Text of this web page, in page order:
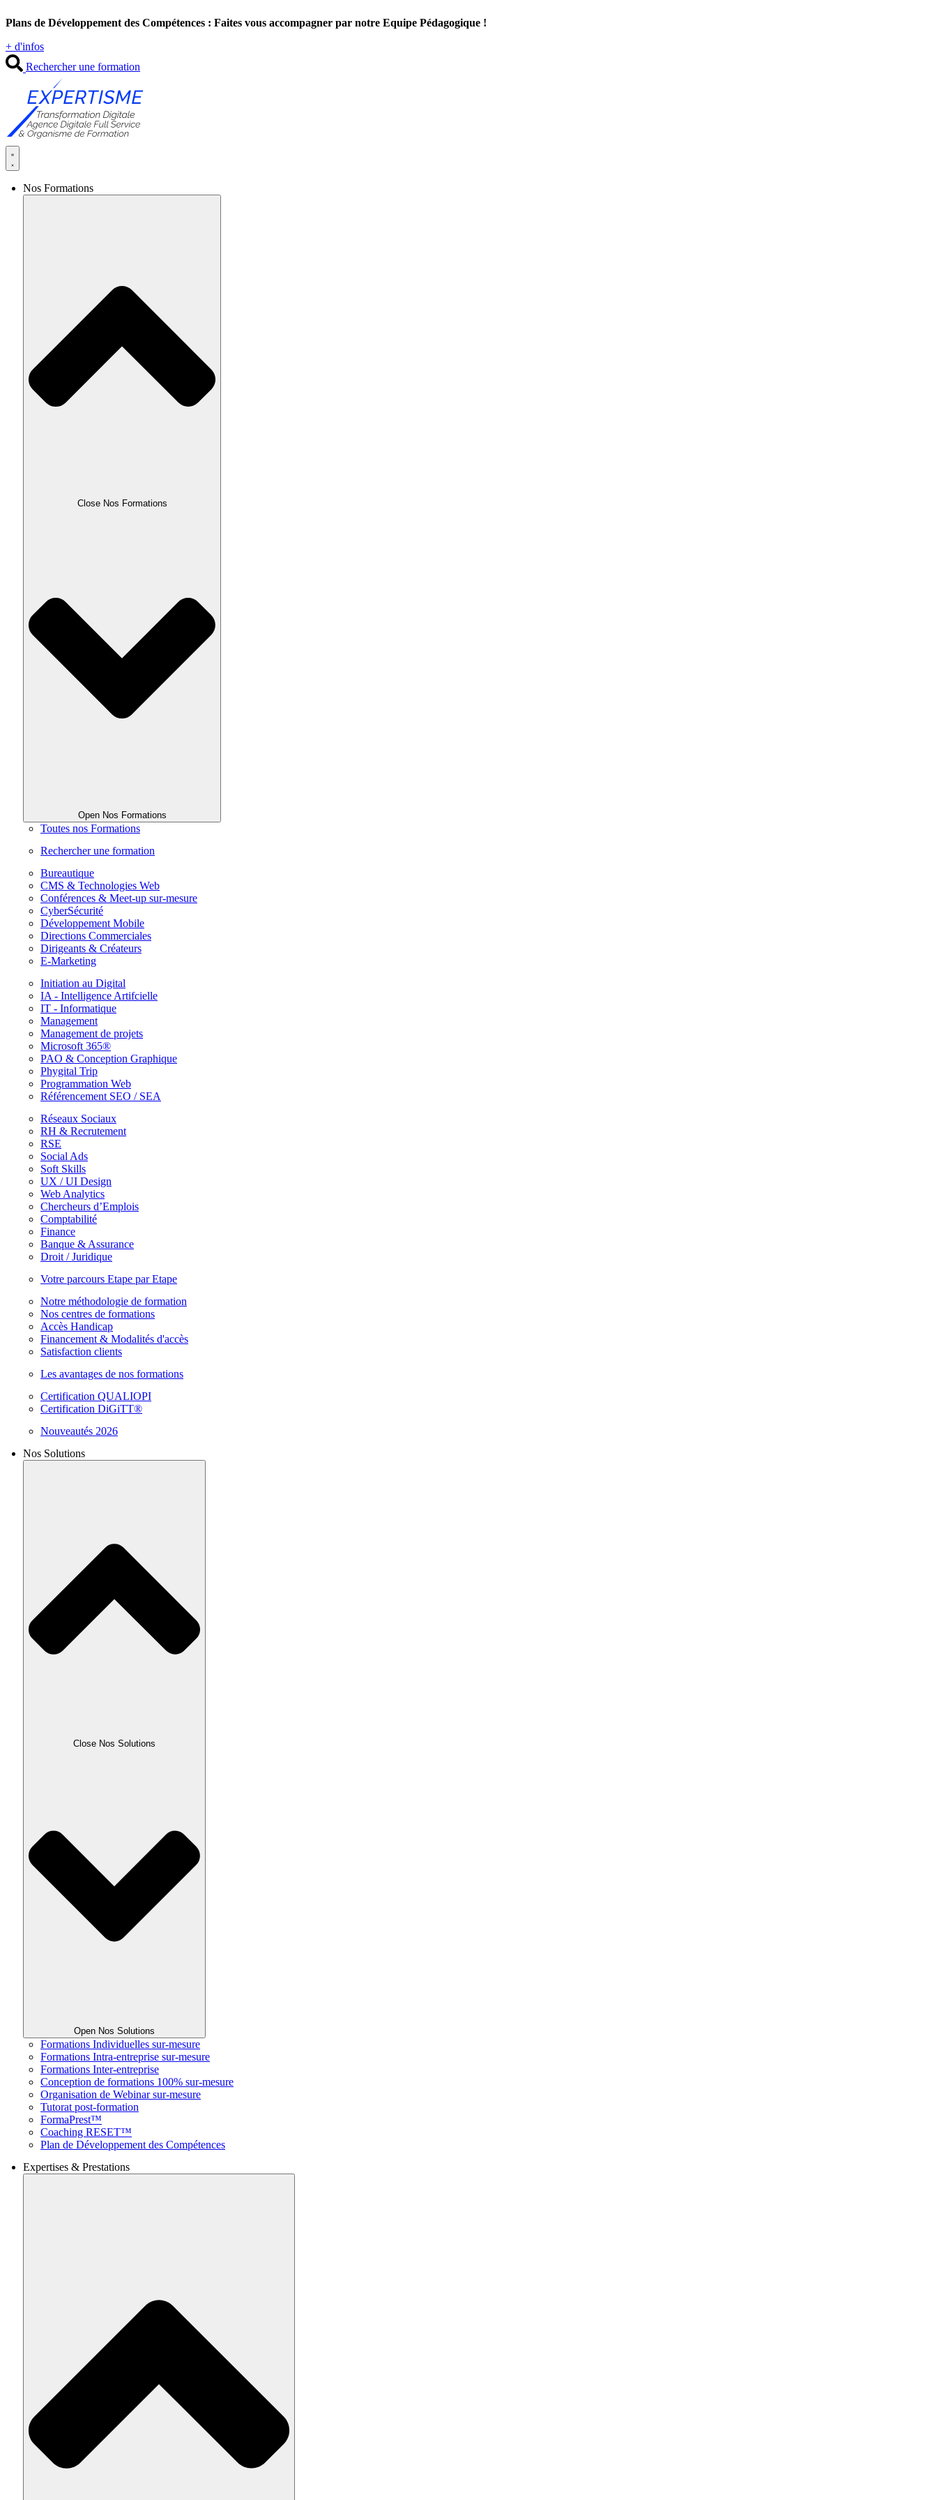
au
Plans de Développement des Compétences : Faites vous accompagner par notre Equipe Pédagogique !
+ d'infos
Rechercher une formation
Nos Formations
Close Nos Formations
Open Nos Formations
Toutes nos Formations
Rechercher une formation
Bureautique
CMS & Technologies Web
Conférences & Meet-up sur-mesure
CyberSécurité
Développement Mobile
Directions Commerciales
Dirigeants & Créateurs
E-Marketing
Initiation au Digital
IA - Intelligence Artifcielle
IT - Informatique
Management
Management de projets
Microsoft 365®
PAO & Conception Graphique
Phygital Trip
Programmation Web
Référencement SEO / SEA
Réseaux Sociaux
RH & Recrutement
RSE
Social Ads
Soft Skills
UX / UI Design
Web Analytics
Chercheurs d’Emplois
Comptabilité
Finance
Banque & Assurance
Droit / Juridique
Votre parcours Etape par Etape
Notre méthodologie de formation
Nos centres de formations
Accès Handicap
Financement & Modalités d'accès
Satisfaction clients
Les avantages de nos formations
Certification QUALIOPI
Certification DiGiTT®
Nouveautés 2026
Nos Solutions
Close Nos Solutions
Open Nos Solutions
Formations Individuelles sur-mesure
Formations Intra-entreprise sur-mesure
Formations Inter-entreprise
Conception de formations 100% sur-mesure
Organisation de Webinar sur-mesure
Tutorat post-formation
FormaPrest™
Coaching RESET™
Plan de Développement des Compétences
Expertises & Prestations